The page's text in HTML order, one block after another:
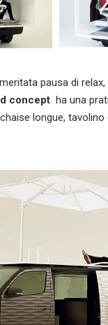
pausa di relax,
concept ha una
longue, tavolino